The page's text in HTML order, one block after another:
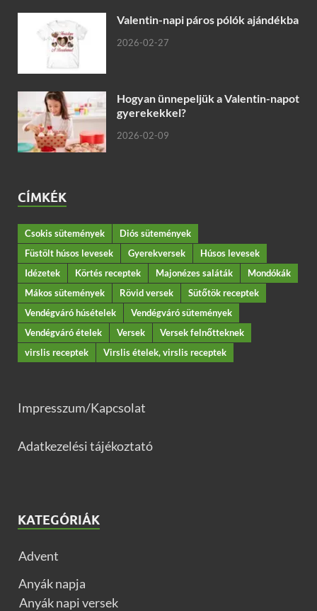
Valentin-napi páros pólók ajándékba
2026-02-27
Hogyan ünnepeljük a Valentin-napot
gyerekekkel?
2026-02-09
CÍMKÉK
Csokis sütemények
Diós sütemények
Füstölt húsos levesek
Gyerekversek
Húsos levesek
Idézetek
Körtés receptek Majonézes saláták
Mondókák
Mákos sütemények
Rövid versek
Sütőtök receptek
Vendégváró húsételek
Vendégváró sütemények
Vendégváró ételek
Versek
Versek felnőtteknek
virslis receptek
Virslis ételek, virslis receptek
Impresszum/Kapcsolat
Adatkezelési tájékoztató
KATEGÓRIÁK
Advent
Anyák napja
Anyák napi versek